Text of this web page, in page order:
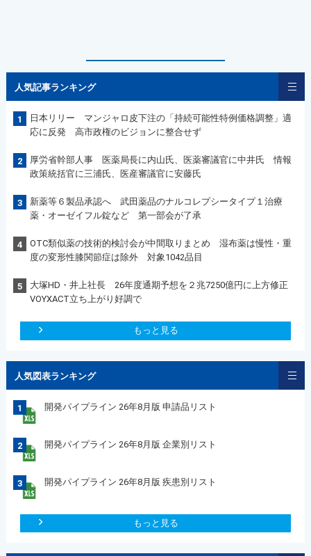
人気記事ランキング
1
日本リリー マンジャロ皮下注の「持続可能性特例価格調整」適
応に反発 高市政権のビジョンに整合せず
2
厚労省幹部人事 医薬局長に内山氏、医薬審議官に中井氏 情報
政策統括官に三浦氏、医産審議官に安藤氏
3
新薬等６製品承認へ 武田薬品のナルコレプシータイプ１治療
薬・オーゼイフル錠など 第一部会が了承
4
OTC類似薬の技術的検討会が中間取りまとめ 湿布薬は慢性・重
度の変形性膝関節症は除外 対象1042品目
5
大塚HD・井上社長 26年度通期予想を２兆7250億円に上方修正
VOYXACT立ち上がり好調で
もっと見る
人気図表ランキング
1 開発パイプライン 26年8月版 申請品リスト
2 開発パイプライン 26年8月版 企業別リスト
3 開発パイプライン 26年8月版 疾患別リスト
もっと見る